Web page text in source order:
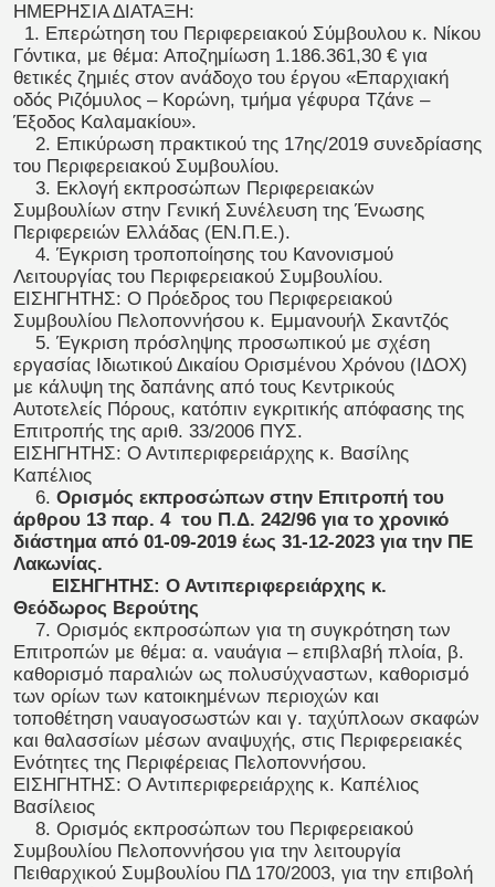
ΗΜΕΡΗΣΙΑ ΔΙΑΤΑΞΗ:
1. Επερώτηση του Περιφερειακού Σύμβουλου κ. Νίκου
Γόντικα, με θέμα: Αποζημίωση 1.186.361,30 € για
θετικές ζημιές στον ανάδοχο του έργου «Επαρχιακή
οδός Ριζόμυλος – Κορώνη, τμήμα γέφυρα Τζάνε –
Έξοδος Καλαμακίου».
2. Επικύρωση πρακτικού της 17ης/2019 συνεδρίασης
του Περιφερειακού Συμβουλίου.
3. Εκλογή εκπροσώπων Περιφερειακών
Συμβουλίων στην Γενική Συνέλευση της Ένωσης
Περιφερειών Ελλάδας (ΕΝ.Π.Ε.).
4. Έγκριση τροποποίησης του Κανονισμού
Λειτουργίας του Περιφερειακού Συμβουλίου.
ΕΙΣΗΓΗΤΗΣ: Ο Πρόεδρος του Περιφερειακού
Συμβουλίου Πελοποννήσου κ. Εμμανουήλ Σκαντζός
5. Έγκριση πρόσληψης προσωπικού με σχέση
εργασίας Ιδιωτικού Δικαίου Ορισμένου Χρόνου (ΙΔΟΧ)
με κάλυψη της δαπάνης από τους Κεντρικούς
Αυτοτελείς Πόρους, κατόπιν εγκριτικής απόφασης της
Επιτροπής της αριθ. 33/2006 ΠΥΣ.
ΕΙΣΗΓΗΤΗΣ: Ο Αντιπεριφερειάρχης κ. Βασίλης
Καπέλιος
6. Ορισμός εκπροσώπων στην Επιτροπή του
άρθρου 13 παρ. 4 του Π.Δ. 242/96 για το χρονικό
διάστημα από 01-09-2019 έως 31-12-2023 για την ΠΕ
Λακωνίας.
ΕΙΣΗΓΗΤΗΣ: Ο Αντιπεριφερειάρχης κ.
Θεόδωρος Βερούτης
7. Ορισμός εκπροσώπων για τη συγκρότηση των
Επιτροπών με θέμα: α. ναυάγια – επιβλαβή πλοία, β.
καθορισμό παραλιών ως πολυσύχναστων, καθορισμό
των ορίων των κατοικημένων περιοχών και
τοποθέτηση ναυαγοσωστών και γ. ταχύπλοων σκαφών
και θαλασσίων μέσων αναψυχής, στις Περιφερειακές
Ενότητες της Περιφέρειας Πελοποννήσου.
ΕΙΣΗΓΗΤΗΣ: Ο Αντιπεριφερειάρχης κ. Καπέλιος
Βασίλειος
8. Ορισμός εκπροσώπων του Περιφερειακού
Συμβουλίου Πελοποννήσου για την λειτουργία
Πειθαρχικού Συμβουλίου ΠΔ 170/2003, για την επιβολή